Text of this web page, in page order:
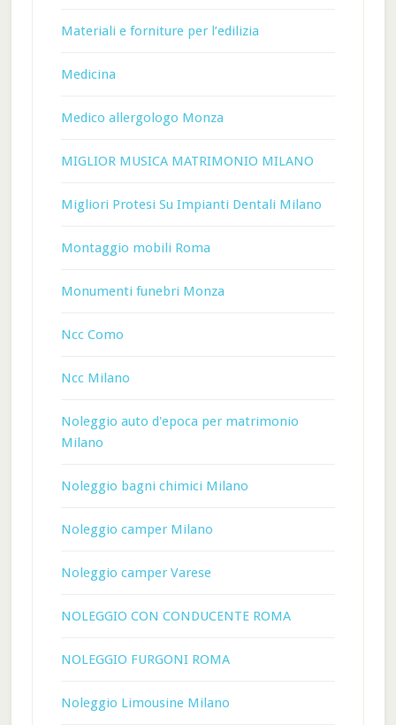
Materiali e forniture per l’edilizia
Medicina
Medico allergologo Monza
MIGLIOR MUSICA MATRIMONIO MILANO
Migliori Protesi Su Impianti Dentali Milano
Montaggio mobili Roma
Monumenti funebri Monza
Ncc Como
Ncc Milano
Noleggio auto d'epoca per matrimonio
Milano
Noleggio bagni chimici Milano
Noleggio camper Milano
Noleggio camper Varese
NOLEGGIO CON CONDUCENTE ROMA
NOLEGGIO FURGONI ROMA
Noleggio Limousine Milano